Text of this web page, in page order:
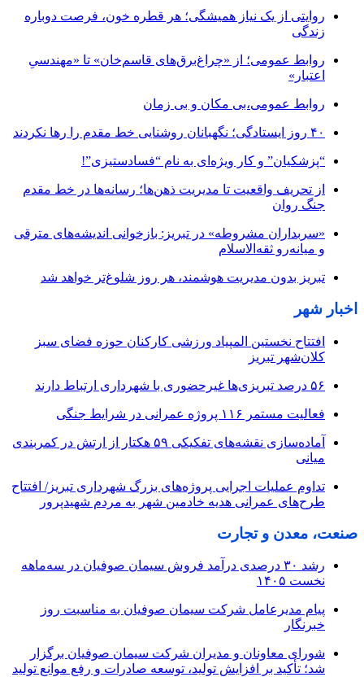
روایتی از یک نیاز همیشگی؛ هر قطره خون، فرصت دوباره
زندگی
روابط عمومی؛ از «چراغ‌برق‌های قاسم‌خان» تا «مهندسیِ
اعتبار»
روابط عمومی،بی مکان و بی زمان
۴۰ روز ایستادگی؛ نگهبانان روشنایی خط مقدم را رها نکردند
“پزشکیان” و کار ویژه‌ای به نام “فسادستیزی”!
از تحریف واقعیت تا مدیریت ذهن‌ها؛ رسانه‌ها در خط مقدم
جنگ روان
«سربداران مشروطه» در تبریز: بازخوانی اندیشه‌های مترقی
و میانه‌رو ثقه‌الاسلام
تبریز بدون مدیریت هوشمند، هر روز شلوغ‌تر خواهد شد
اخبار شهر
افتتاح نخستین المپیاد ورزشی کارکنان حوزه فضای سبز
کلان‌شهر تبریز
۵۶ درصد تبریزی‌ها غیرحضوری با شهرداری ارتباط دارند
فعالیت مستمر ۱۱۶ پروژه عمرانی در شرایط جنگی
آماده‌سازی نقشه‌های تفکیکی ۵۹ هکتار از ارتش در کمربندی
میانی
تداوم عملیات اجرایی پروژه‌های بزرگ شهرداری تبریز/ افتتاح
طرح‌های عمرانی هدیه خادمین شهر به مردم شهیدپرور
صنعت، معدن و تجارت
رشد ۳۰ درصدی درآمد فروش سیمان صوفیان در سه‌ماهه
نخست ۱۴۰۵
پیام مدیرعامل شرکت سیمان صوفیان به مناسبت روز
خبرنگار
شورای معاونان و مدیران شرکت سیمان صوفیان برگزار
شد؛ تأکید بر افزایش تولید، توسعه صادرات و رفع موانع تولید